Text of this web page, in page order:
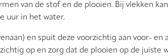
van de stof en de plooien. Bij vlekken
uur in het water.
en spuit deze voorzichtig aan voor- en
op en zorg dat de plooien op de juiste